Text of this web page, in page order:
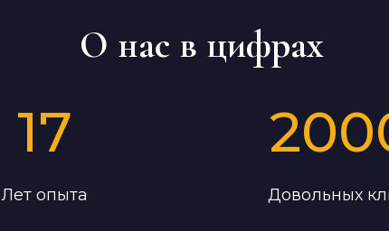
О нас в цифрах
17
Лет опыта Довольных